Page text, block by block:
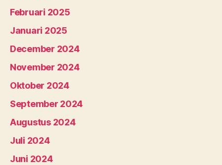
Februari 2025
Januari 2025
December 2024
November 2024
Oktober 2024
September 2024
Augustus 2024
Juli 2024
Juni 2024